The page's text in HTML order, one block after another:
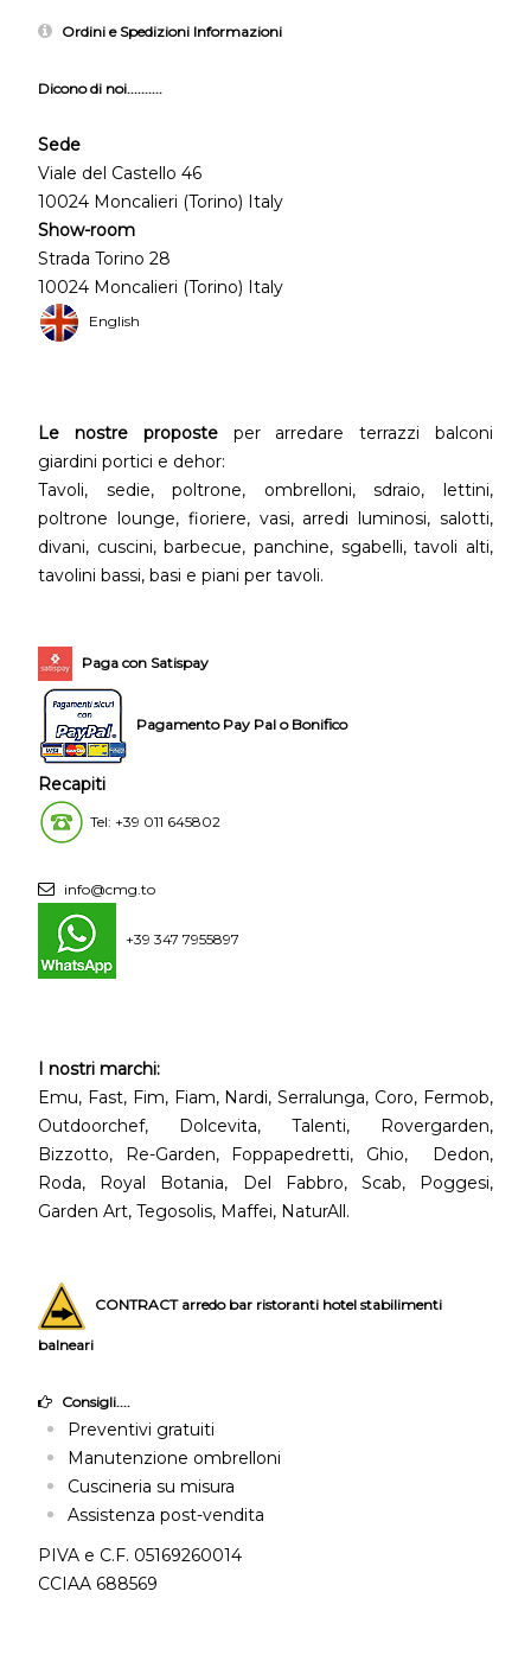
Ordini e Spedizioni Informazioni
Dicono di noi..........
Sede
Viale del Castello 46
10024 Moncalieri (Torino) Italy
Show-room
Strada Torino 28
10024 Moncalieri (Torino) Italy
English
Le nostre proposteper arredare terrazzi balconi
giardini portici e dehor:
Tavoli, sedie, poltrone, ombrelloni, sdraio, lettini,
poltrone lounge, fioriere, vasi, arredi luminosi, salotti,
divani, cuscini, barbecue, panchine, sgabelli, tavoli alti,
tavolini bassi, basi e piani per tavoli.
Paga con Satispay
Pagamento Pay Pal o Bonifico
Recapiti
Tel: +39 011 645802
info@cmg.to
+39 347 7955897
I nostri marchi:
Emu, Fast, Fim, Fiam, Nardi, Serralunga, Coro, Fermob,
Outdoorchef, Dolcevita, Talenti, Rovergarden,
Bizzotto, Re-Garden, Foppapedretti, Ghio, Dedon,
Roda, Royal Botania, Del Fabbro, Scab, Poggesi,
Garden Art, Tegosolis, Maffei, NaturAll.
CONTRACT arredo bar ristoranti hotel stabilimenti
balneari
Consigli....
Preventivi gratuiti
Manutenzione ombrelloni
Cuscineria su misura
Assistenza post-vendita
PIVA e C.F. 05169260014
CCIAA 688569